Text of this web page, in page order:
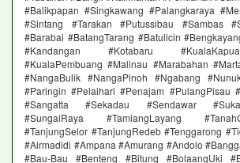
#Balikpapan #Singkawang #Palangkaraya
#Sintang #Tarakan #Putussibau #Sambas
#Barabai #BatangTarang #Batulicin
#Kandangan #Kotabaru
#KualaPembuang #Malinau #Marabahan
#NangaBulik #NangaPinoh #Ngabang
#Paringin #Pelaihari #Penajam #PulangPisau
#Sangatta #Sekadau #Sendawar
#SungaiRaya #TamiangLayang
#TanjungSelor #TanjungRedeb #Tenggarong
#Airmadidi #Ampana #Amurang #Andolo
#Bau-Bau #Benteng #Bitung #BolaangUki